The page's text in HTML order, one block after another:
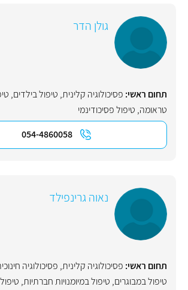
גולן הדר
תחום ראשי: פסיכולוגיה קלינית, טיפול בילדים,
טראומה, טיפול פסיכודינמי
054-4860058
נאוה גרינפילד
תחום ראשי: פסיכולוגיה קלינית, פסיכולוגיה
טיפול במבוגרים, טיפול במיומנויות חברתיות,